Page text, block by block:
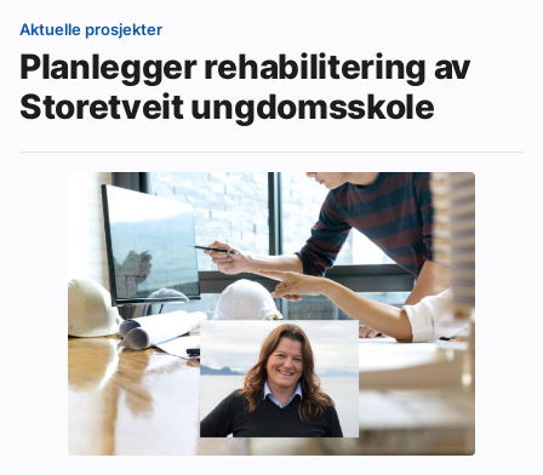
Aktuelle prosjekter
Planlegger rehabilitering av
Storetveit ungdomsskole